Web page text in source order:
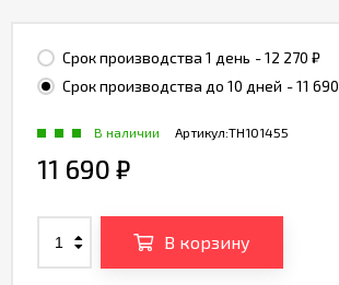
Срок производства 1 день - 12 270 ₽
Срок производства до 10 дней - 11 690
Артикул:TH101455
В наличии
11 690 ₽
В корзину